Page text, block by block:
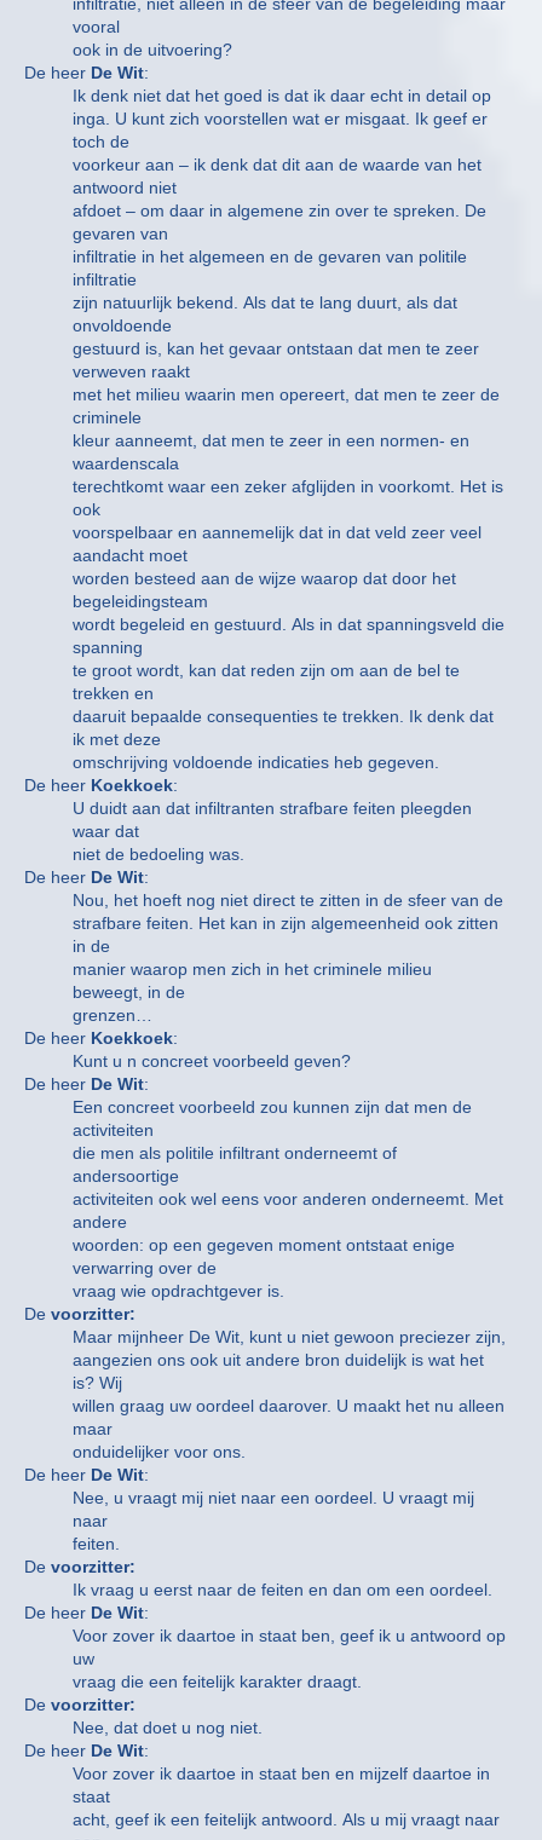
vooral
ook in de uitvoering?
De heer De Wit:
Ik denk niet dat het goed is dat ik daar echt in detail op
inga. U kunt zich voorstellen wat er misgaat. Ik geef er
toch de
voorkeur aan – ik denk dat dit aan de waarde van het
antwoord niet
afdoet – om daar in algemene zin over te spreken. De
gevaren van
infiltratie in het algemeen en de gevaren van politile
infiltratie
zijn natuurlijk bekend. Als dat te lang duurt, als dat
onvoldoende
gestuurd is, kan het gevaar ontstaan dat men te zeer
verweven raakt
met het milieu waarin men opereert, dat men te zeer de
criminele
kleur aanneemt, dat men te zeer in een normen- en
waardenscala
terechtkomt waar een zeker afglijden in voorkomt. Het is
ook
voorspelbaar en aannemelijk dat in dat veld zeer veel
aandacht moet
worden besteed aan de wijze waarop dat door het
begeleidingsteam
wordt begeleid en gestuurd. Als in dat spanningsveld die
spanning
te groot wordt, kan dat reden zijn om aan de bel te
trekken en
daaruit bepaalde consequenties te trekken. Ik denk dat
ik met deze
omschrijving voldoende indicaties heb gegeven.
De heer Koekkoek:
U duidt aan dat infiltranten strafbare feiten pleegden
waar dat
niet de bedoeling was.
De heer De Wit:
Nou, het hoeft nog niet direct te zitten in de sfeer van de
strafbare feiten. Het kan in zijn algemeenheid ook zitten
in de
manier waarop men zich in het criminele milieu
beweegt, in de
grenzen…
De heer Koekkoek:
Kunt u n concreet voorbeeld geven?
De heer De Wit:
Een concreet voorbeeld zou kunnen zijn dat men de
activiteiten
die men als politile infiltrant onderneemt of
andersoortige
activiteiten ook wel eens voor anderen onderneemt. Met
andere
woorden: op een gegeven moment ontstaat enige
verwarring over de
vraag wie opdrachtgever is.
De voorzitter:
Maar mijnheer De Wit, kunt u niet gewoon preciezer zijn,
aangezien ons ook uit andere bron duidelijk is wat het
is? Wij
willen graag uw oordeel daarover. U maakt het nu alleen
maar
onduidelijker voor ons.
De heer De Wit:
Nee, u vraagt mij niet naar een oordeel. U vraagt mij
naar
feiten.
De voorzitter:
Ik vraag u eerst naar de feiten en dan om een oordeel.
De heer De Wit:
Voor zover ik daartoe in staat ben, geef ik u antwoord op
uw
vraag die een feitelijk karakter draagt.
De voorzitter:
Nee, dat doet u nog niet.
De heer De Wit:
Voor zover ik daartoe in staat ben en mijzelf daartoe in
staat
acht, geef ik een feitelijk antwoord. Als u mij vraagt naar